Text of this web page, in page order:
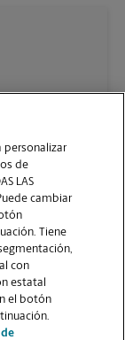
personalizar
de
LAS
cambiar
Tiene
con
estatal
el botón